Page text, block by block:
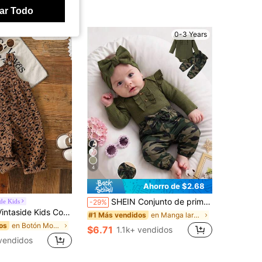
Kids
de corazones para bebés niñas/unisex de 0 a 3 años, estilo casual con bolsillo en el pecho, adecuado para juegos al aire ocio
en Botón Monos para niñas
0-3 Years
4
Ahorro de $2.68
-29% SHEIN Conjunto de primavera para bebé niña con body de manga larga con volantes minimalista y pantalones casuales con estampado de camuflaje y decoración de lazo
#1 Más vendidos en Manga larga Bodys para bebé niña
$6.71 1.1k+ vendidos
Todo